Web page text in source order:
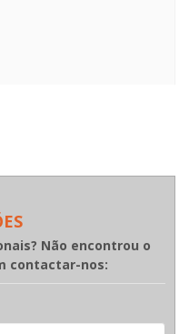
Não encontrou o
contactar-nos: